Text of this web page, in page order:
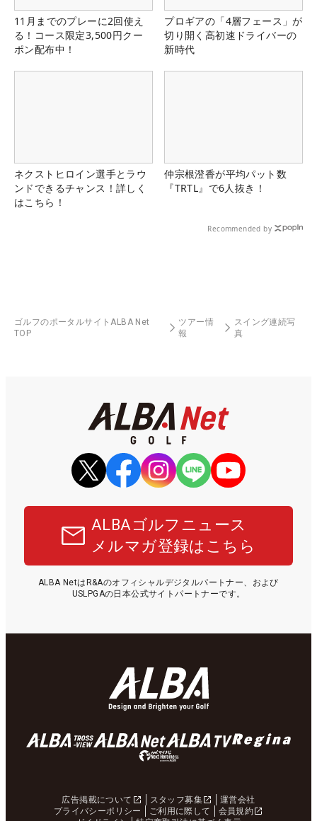
11月までのプレーに2回使え
る！コース限定3,500円クー
ポン配布中！
プロギアの「4層フェース」が
切り開く高初速ドライバーの
新時代
ネクストヒロイン選手とラウ
ンドできるチャンス！詳しく
はこちら！
仲宗根澄香が平均パット数
『TRTL』で6人抜き！
Recommended by
ゴルフのポータルサイトALBA Net
TOP
ツアー情
報
スイング連続写
真
ALBAゴルフニュース
メルマガ登録はこちら
ALBA NetはR&Aのオフィシャルデジタルパートナー、および
USLPGAの日本公式サイトパートナーです。
広告掲載について スタッフ募集
運営会社
プライバシーポリシー
ご利用に際して
会員規約